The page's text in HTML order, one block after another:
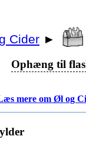
Cider ►
Ophæng til
mere om Øl og